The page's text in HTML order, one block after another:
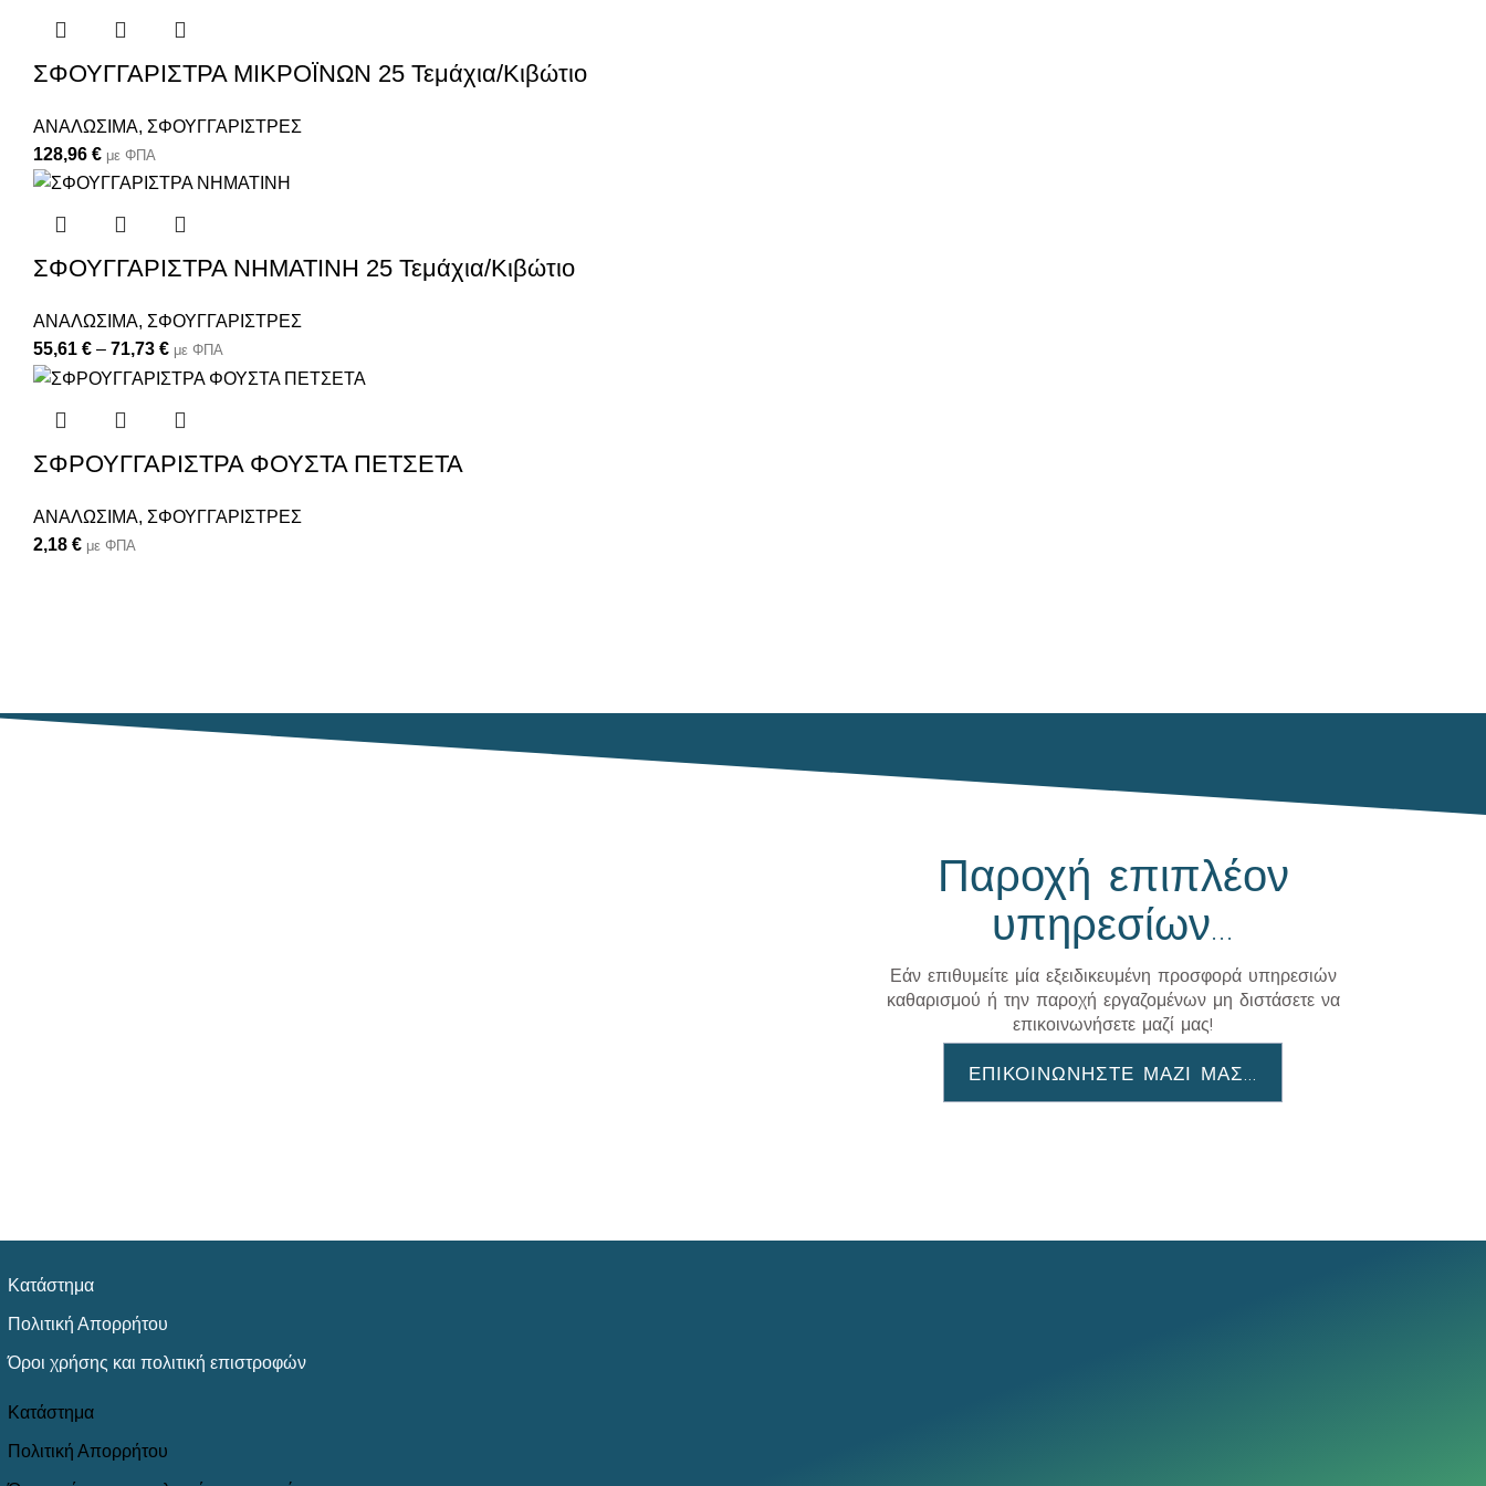
ΣΦΟΥΓΓΑΡΙΣΤΡΑ ΜΙΚΡΟΪΝΩΝ 25 Τεμάχια/Κιβώτιο
ΑΝΑΛΩΣΙΜΑ, ΣΦΟΥΓΓΑΡΙΣΤΡΕΣ
128,96 € με ΦΠΑ
ΣΦΟΥΓΓΑΡΙΣΤΡΑ ΝΗΜΑΤΙΝΗ 25 Τεμάχια/Κιβώτιο
ΑΝΑΛΩΣΙΜΑ, ΣΦΟΥΓΓΑΡΙΣΤΡΕΣ
55,61 € – 71,73 € με ΦΠΑ
ΣΦΡΟΥΓΓΑΡΙΣΤΡΑ ΦΟΥΣΤΑ ΠΕΤΣΕΤΑ
ΑΝΑΛΩΣΙΜΑ, ΣΦΟΥΓΓΑΡΙΣΤΡΕΣ
2,18 € με ΦΠΑ
Παροχή επιπλέον
υπηρεσίων...
Εάν επιθυμείτε μία εξειδικευμένη προσφορά υπηρεσιών
καθαρισμού ή την παροχή εργαζομένων μη διστάσετε να
επικοινωνήσετε μαζί μας!
ΕΠΙΚΟΙΝΩΝΗΣΤΕ ΜΑΖΙ ΜΑΣ...
Κατάστημα
Πολιτική Απορρήτου
Όροι χρήσης και πολιτική επιστροφών
Κατάστημα
Πολιτική Απορρήτου